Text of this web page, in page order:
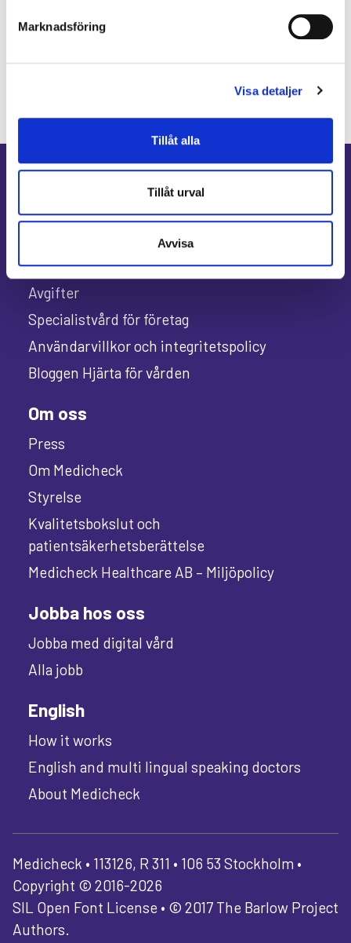
Marknadsföring
Visa detaljer
Tillåt alla
Tillåt urval
Avvisa
Sköldkörtelkliniken
Sköldkörtelsjukdomar Smärta Sofia Antonsson
Specialistläkare online
Specialistvård Stress Stroke Ulcerös kolit
Våra specialister
Avgifter
Specialistvård för företag
Användarvillkor och integritetspolicy
Bloggen Hjärta för vården
Om oss
Press
Om Medicheck
Styrelse
Kvalitetsbokslut och
patientsäkerhetsberättelse
Medicheck Healthcare AB – Miljöpolicy
Jobba hos oss
Jobba med digital vård
Alla jobb
English
How it works
English and multi lingual speaking doctors
About Medicheck
Medicheck • 113126, R 311 • 106 53 Stockholm •
Copyright © 2016-2026
SIL Open Font License • © 2017 The Barlow Project
Authors.